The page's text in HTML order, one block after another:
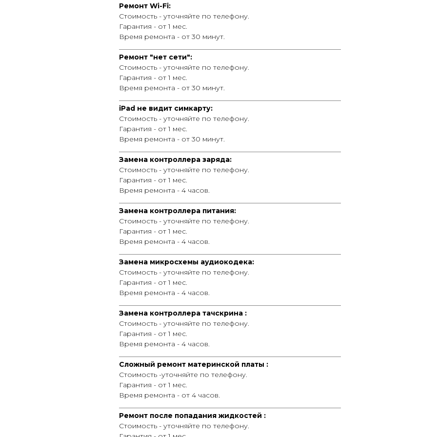
Ремонт Wi-Fi:
Стоимость - уточняйте по телефону.
Гарантия - от 1 мес.
Время ремонта - от 30 минут.
Ремонт "нет сети":
Стоимость - уточняйте по телефону.
Гарантия - от 1 мес.
Время ремонта - от 30 минут.
iPad не видит симкарту:
Стоимость - уточняйте по телефону.
Гарантия - от 1 мес.
Время ремонта - от 30 минут.
Замена контроллера заряда:
Стоимость - уточняйте по телефону.
Гарантия - от 1 мес.
Время ремонта - 4 часов.
Замена контроллера питания:
Стоимость - уточняйте по телефону.
Гарантия - от 1 мес.
Время ремонта - 4 часов.
Замена микросхемы аудиокодека:
Стоимость - уточняйте по телефону.
Гарантия - от 1 мес.
Время ремонта - 4 часов.
Замена контроллера тачскрина :
Стоимость - уточняйте по телефону.
Гарантия - от 1 мес.
Время ремонта - 4 часов.
Сложный ремонт материнской платы :
Стоимость -уточняйте по телефону.
Гарантия - от 1 мес.
Время ремонта - от 4 часов.
Ремонт после попадания жидкостей :
Стоимость - уточняйте по телефону.